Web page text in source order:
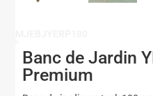
Banc de Jardin
Premium